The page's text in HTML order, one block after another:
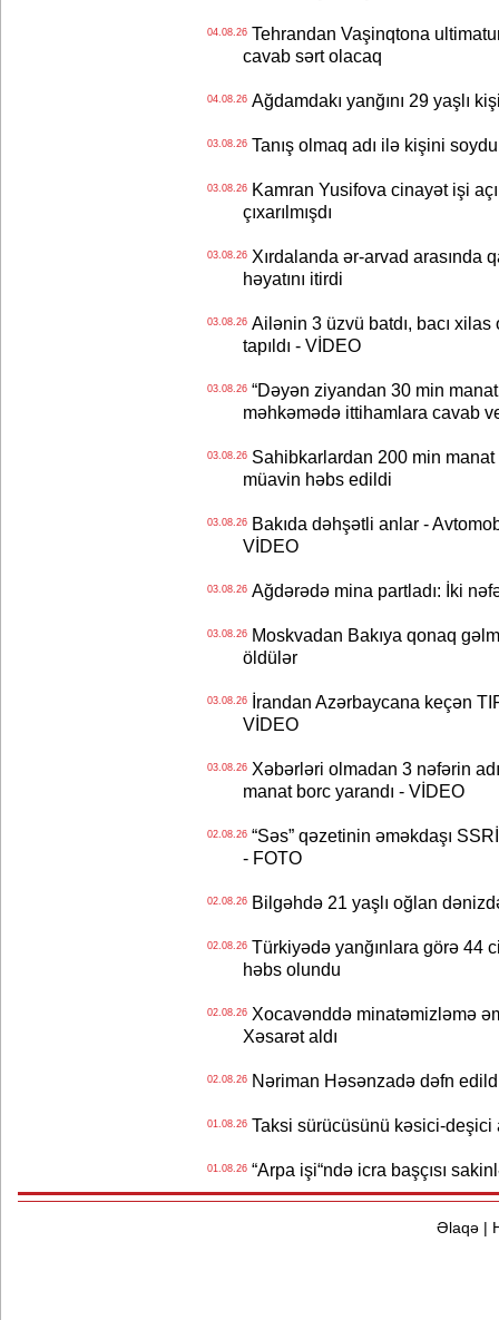
04.08.26Tehrandan Vaşinqtona
cavab sərt olacaq
04.08.26Ağdamdakı yanğını 29 yaşlı
03.08.26Tanış olmaq adı ilə kişini
03.08.26Kamran Yusifova cinayət işi
çıxarılmışdı
03.08.26Xırdalanda ər-arvad arasında
həyatını itirdi
03.08.26Ailənin 3 üzvü batdı, bacı xilas
tapıldı - VİDEO
03.08.26“Dəyən ziyandan 30 min
məhkəmədə ittihamlara cavab
03.08.26Sahibkarlardan 200 min manat
müavin həbs edildi
03.08.26Bakıda dəhşətli anlar -
VİDEO
03.08.26Ağdərədə mina partladı: İki
03.08.26Moskvadan Bakıya qonaq
öldülər
03.08.26İrandan Azərbaycana keçən
VİDEO
03.08.26Xəbərləri olmadan 3 nəfərin
manat borc yarandı - VİDEO
02.08.26“Səs” qəzetinin əməkdaşı
- FOTO
02.08.26Bilgəhdə 21 yaşlı oğlan
02.08.26Türkiyədə yanğınlara görə 44
həbs olundu
02.08.26Xocavənddə minatəmizləmə
Xəsarət aldı
02.08.26Nəriman Həsənzadə dəfn
01.08.26Taksi sürücüsünü kəsici-deşici
01.08.26“Arpa işi“ndə icra başçısı
Əlaqə|